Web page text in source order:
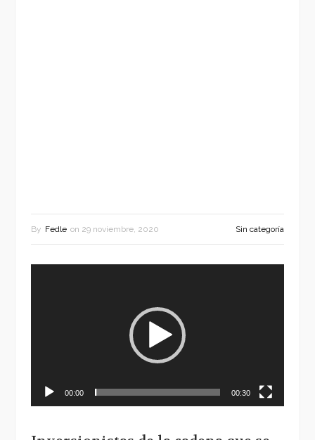
By Fedle on 29 noviembre, 2020 Sin categoría
00:00 00:30